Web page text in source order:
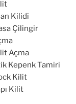
Kilidi
Çilingir
Açma
Kepenk Tamiri
Kilit
Kilit